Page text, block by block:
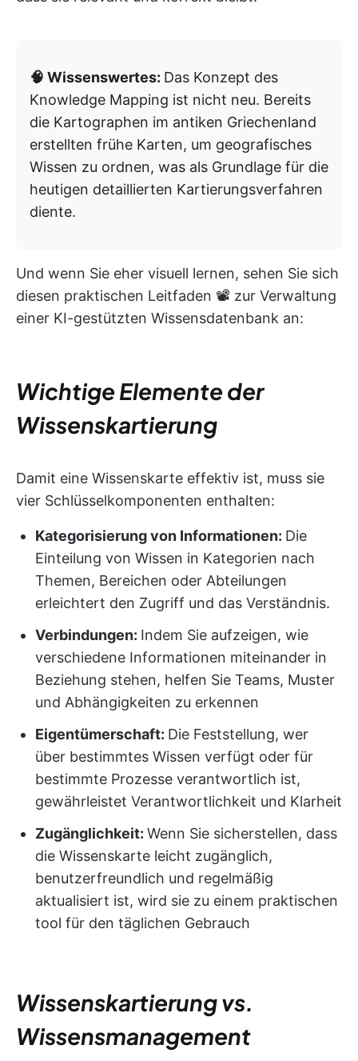
🧠 Wissenswertes: Das Konzept des
Knowledge Mapping ist nicht neu. Bereits
die Kartographen im antiken Griechenland
erstellten frühe Karten, um geografisches
Wissen zu ordnen, was als Grundlage für die
heutigen detaillierten Kartierungsverfahren
diente.
Und wenn Sie eher visuell lernen, sehen Sie sich
diesen praktischen Leitfaden 📽️ zur Verwaltung
einer KI-gestützten Wissensdatenbank an:
Wichtige Elemente der
Wissenskartierung
Damit eine Wissenskarte effektiv ist, muss sie
vier Schlüsselkomponenten enthalten:
Kategorisierung von Informationen: Die
Einteilung von Wissen in Kategorien nach
Themen, Bereichen oder Abteilungen
erleichtert den Zugriff und das Verständnis.
Verbindungen: Indem Sie aufzeigen, wie
verschiedene Informationen miteinander in
Beziehung stehen, helfen Sie Teams, Muster
und Abhängigkeiten zu erkennen
Eigentümerschaft: Die Feststellung, wer
über bestimmtes Wissen verfügt oder für
bestimmte Prozesse verantwortlich ist,
gewährleistet Verantwortlichkeit und Klarheit
Zugänglichkeit: Wenn Sie sicherstellen, dass
die Wissenskarte leicht zugänglich,
benutzerfreundlich und regelmäßig
aktualisiert ist, wird sie zu einem praktischen
tool für den täglichen Gebrauch
Wissenskartierung vs.
Wissensmanagement